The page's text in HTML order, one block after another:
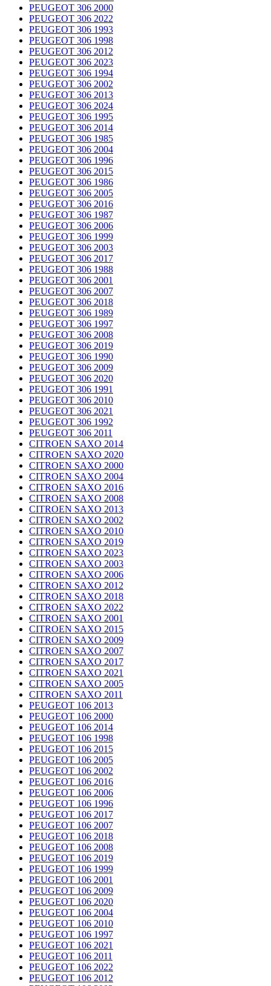
PEUGEOT 306 2000
PEUGEOT 306 2022
PEUGEOT 306 1993
PEUGEOT 306 1998
PEUGEOT 306 2012
PEUGEOT 306 2023
PEUGEOT 306 1994
PEUGEOT 306 2002
PEUGEOT 306 2013
PEUGEOT 306 2024
PEUGEOT 306 1995
PEUGEOT 306 2014
PEUGEOT 306 1985
PEUGEOT 306 2004
PEUGEOT 306 1996
PEUGEOT 306 2015
PEUGEOT 306 1986
PEUGEOT 306 2005
PEUGEOT 306 2016
PEUGEOT 306 1987
PEUGEOT 306 2006
PEUGEOT 306 1999
PEUGEOT 306 2003
PEUGEOT 306 2017
PEUGEOT 306 1988
PEUGEOT 306 2001
PEUGEOT 306 2007
PEUGEOT 306 2018
PEUGEOT 306 1989
PEUGEOT 306 1997
PEUGEOT 306 2008
PEUGEOT 306 2019
PEUGEOT 306 1990
PEUGEOT 306 2009
PEUGEOT 306 2020
PEUGEOT 306 1991
PEUGEOT 306 2010
PEUGEOT 306 2021
PEUGEOT 306 1992
PEUGEOT 306 2011
CITROEN SAXO 2014
CITROEN SAXO 2020
CITROEN SAXO 2000
CITROEN SAXO 2004
CITROEN SAXO 2016
CITROEN SAXO 2008
CITROEN SAXO 2013
CITROEN SAXO 2002
CITROEN SAXO 2010
CITROEN SAXO 2019
CITROEN SAXO 2023
CITROEN SAXO 2003
CITROEN SAXO 2006
CITROEN SAXO 2012
CITROEN SAXO 2018
CITROEN SAXO 2022
CITROEN SAXO 2001
CITROEN SAXO 2015
CITROEN SAXO 2009
CITROEN SAXO 2007
CITROEN SAXO 2017
CITROEN SAXO 2021
CITROEN SAXO 2005
CITROEN SAXO 2011
PEUGEOT 106 2013
PEUGEOT 106 2000
PEUGEOT 106 2014
PEUGEOT 106 1998
PEUGEOT 106 2015
PEUGEOT 106 2005
PEUGEOT 106 2002
PEUGEOT 106 2016
PEUGEOT 106 2006
PEUGEOT 106 1996
PEUGEOT 106 2017
PEUGEOT 106 2007
PEUGEOT 106 2018
PEUGEOT 106 2008
PEUGEOT 106 2019
PEUGEOT 106 1999
PEUGEOT 106 2001
PEUGEOT 106 2009
PEUGEOT 106 2020
PEUGEOT 106 2004
PEUGEOT 106 2010
PEUGEOT 106 1997
PEUGEOT 106 2021
PEUGEOT 106 2011
PEUGEOT 106 2022
PEUGEOT 106 2012